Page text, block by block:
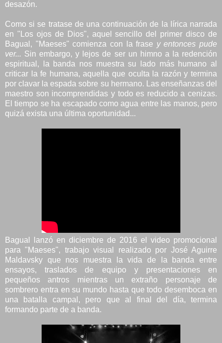
desazón.
Como si se tratase de una continuación de la lírica narrada
en "Los ojos de Dios", aquel sencillo del primer disco de
Bagual, "Maeses" comienza con la frase y entonces pude
ver... Sin embargo, y lejos de ser un himno a la redención
espiritual, la banda nos muestra su lado más humano al
criticar la fe humana, aquella que oculta la razón y termina
por clavar la espada sobre su hermano. Las enseñanzas del
maestro son incomprendidas y todo es reducido a cenizas.
El tiempo se ha escapado como agua entre las manos, pero
quizá exista una última oportunidad...
Bagual lanzó en diciembre de 2016 el video promocional
para "Maeses", trabajo visual realizado por José Aguirre
Maldavsky que nos muestra la vida de la banda entre
ensayos, traslados de equipo y presentaciones en
pequeños antros mientras un extraño personaje de
sombrero entra en su mundo hasta que todo desemboca en
una batalla campal, pero que al final del día, termina
formando parte de a banda.